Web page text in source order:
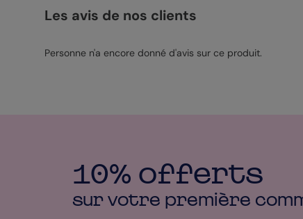
Les avis de nos clients
Personne n'a encore donné d'avis sur ce produit.
10% offerts
sur votre première